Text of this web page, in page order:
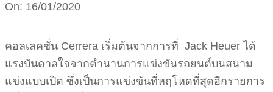
On: 16/01/2020
คอลเลคชั่น Cerrera เริ่มต้นจากการที่ Jack Heuer ได้
แรงบันดาลใจจากตำนานการแข่งขันรถยนต์บนสนาม
แข่งแบบเปิด ซึ่งเป็นการแข่งขันที่หฤโหดที่สุดอีกรายการ